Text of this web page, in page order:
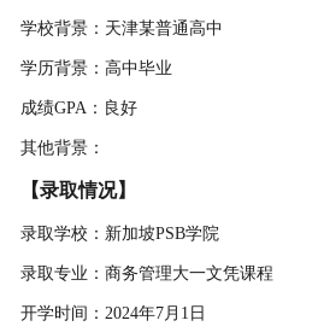
学校背景：天津某普通高中
学历背景：高中毕业
成绩GPA：良好
其他背景：
【录取情况】
录取学校：新加坡PSB学院
录取专业：商务管理大一文凭课程
开学时间：2024年7月1日